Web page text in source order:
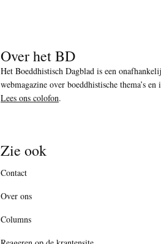
Over het BD
Het Boeddhistisch Dagblad is een
webmagazine over boeddhistische thema’s en
Lees ons colofon.
Zie ook
Contact
Over ons
Columns